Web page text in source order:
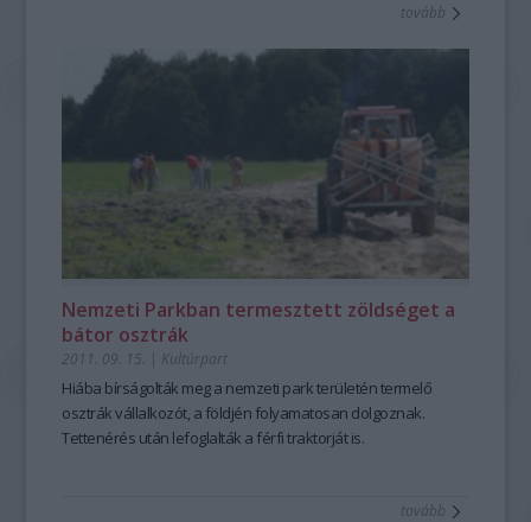
tovább
Nemzeti Parkban termesztett zöldséget a
bátor osztrák
2011. 09. 15. | Kultúrpart
Hiába bírságolták meg a nemzeti park területén termelő
osztrák vállalkozót, a földjén folyamatosan dolgoznak.
Tettenérés után lefoglalták a férfi traktorját is.
tovább